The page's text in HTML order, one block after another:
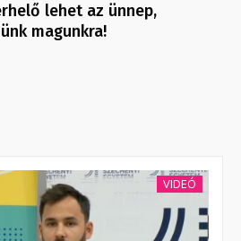
lehet az ünnep,
magunkra!
VIDEÓ